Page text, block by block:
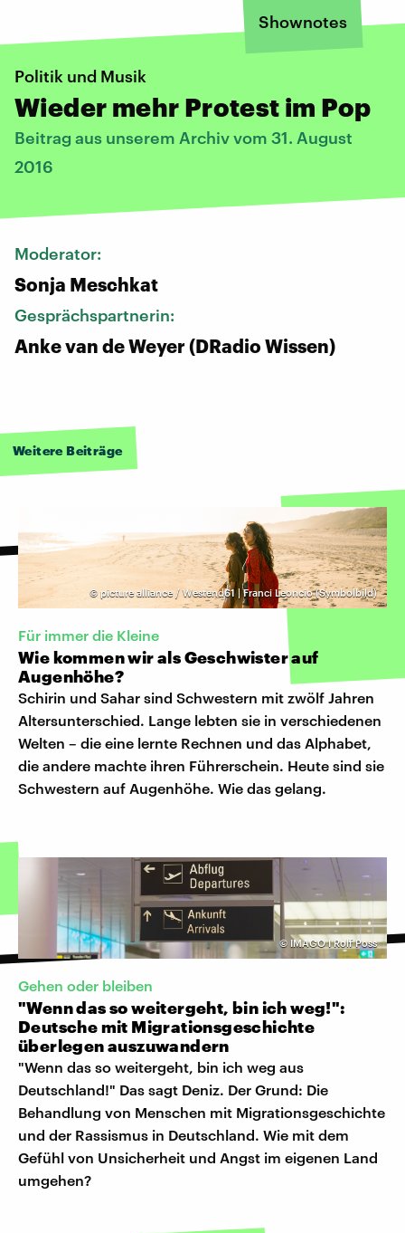
Shownotes
Politik und Musik
Wieder mehr Protest im Pop
Beitrag aus unserem Archiv vom 31. August
2016
Moderator:
Sonja Meschkat
Gesprächspartnerin:
Anke van de Weyer (DRadio Wissen)
Weitere Beiträge
© picture alliance / Westend61 | Franci Leoncio (Symbolbild)
Für immer die Kleine
Wie kommen wir als Geschwister auf
Augenhöhe?
Schirin und Sahar sind Schwestern mit zwölf Jahren
Altersunterschied. Lange lebten sie in verschiedenen
Welten – die eine lernte Rechnen und das Alphabet,
die andere machte ihren Führerschein. Heute sind sie
Schwestern auf Augenhöhe. Wie das gelang.
© IMAGO I Rolf Poss
Gehen oder bleiben
"Wenn das so weitergeht, bin ich weg!":
Deutsche mit Migrationsgeschichte
überlegen auszuwandern
"Wenn das so weitergeht, bin ich weg aus
Deutschland!" Das sagt Deniz. Der Grund: Die
Behandlung von Menschen mit Migrationsgeschichte
und der Rassismus in Deutschland. Wie mit dem
Gefühl von Unsicherheit und Angst im eigenen Land
umgehen?